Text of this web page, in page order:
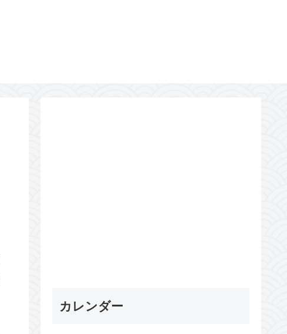
カレンダー